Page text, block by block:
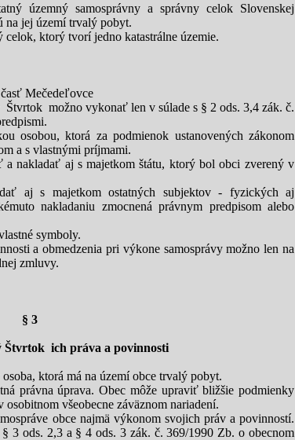
územný samosprávny a správny celok Slovenskej
na jej území trvalý pobyt.
celok, ktorý tvorí jedno katastrálne územie.
časť Mečedeľovce
Štvrtok možno vykonať len v súlade s § 2 ods. 3,4 zák. č.
osobou, ktorá za podmienok ustanovených zákonom
a s vlastnými príjmami.
a nakladať aj s majetkom štátu, ktorý bol obci zverený v
aj s majetkom ostatných subjektov - fyzických aj
nakladaniu zmocnená právnym predpisom alebo
symboly.
a obmedzenia pri výkone samosprávy možno len na
zmluvy.
§ 3
Štvrtok ich práva a povinnosti
ktorá má na území obce trvalý pobyt.
právna úprava. Obec môže upraviť bližšie podmienky
všeobecne záväznom nariadení.
obce najmä výkonom svojich práv a povinností.
§ 3 ods. 2,3 a § 4 ods. 3 zák. č. 369/1990 Zb. o obecnom